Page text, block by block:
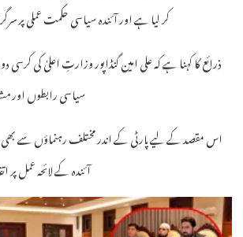
کر لیا ہے اور آئندہ سیاسی حکمت عملی پر
ذرائع کا کہنا ہے کہ علی امین گنڈاپور وزارتِ اعلیٰ کی
سیاسی رابطوں
اس مقصد کے لیے پارٹی کے اندر مختلف رہنماؤں سے بھی
آئندہ کے لائحہ عمل پر